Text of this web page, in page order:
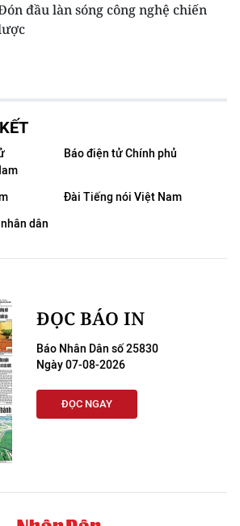
đầu làn sóng công nghệ chiến
Báo điện tử Chính phủ
Đài Tiếng nói Việt Nam
dân
ĐỌC BÁO IN
Báo Nhân Dân số 25830
Ngày 07-08-2026
ĐỌC NGAY